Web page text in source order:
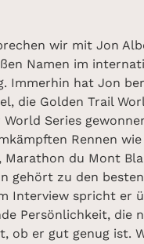
wir mit Jon
Namen im
Immerhin hat Jon
die Golden Trail
Series
Rennen wie
Marathon du Mont
gehört zu den
Interview spricht er
Persönlichkeit, die
ob er gut genug ist.